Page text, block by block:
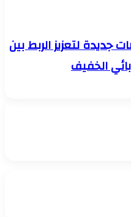
10 ميني باصات جديدة لتعزيز الربط بين
الخفيف